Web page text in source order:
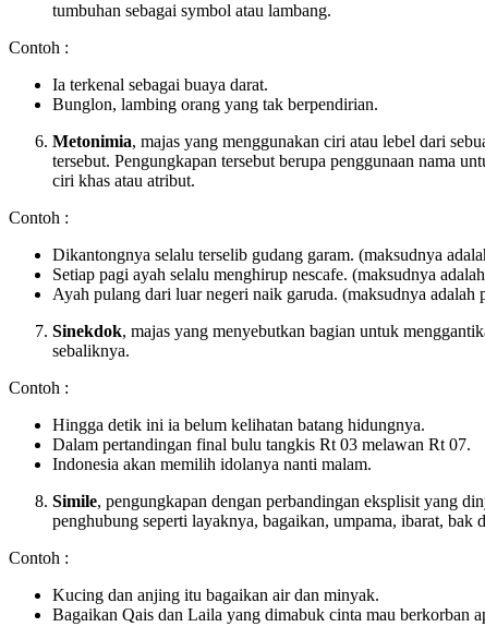
tumbuhan sebagai symbol atau lambang.
Contoh :
Ia terkenal sebagai buaya darat.
Bunglon, lambing orang yang tak berpendirian.
Metonimia, majas yang menggunakan ciri atau lebel dari
tersebut. Pengungkapan tersebut berupa penggunaan nama
ciri khas atau atribut.
Contoh :
Dikantongnya selalu terselib gudang garam. (maksudnya
Setiap pagi ayah selalu menghirup nescafe. (maksudnya
Ayah pulang dari luar negeri naik garuda. (maksudnya adalah
Sinekdok, majas yang menyebutkan bagian untuk
sebaliknya.
Contoh :
Hingga detik ini ia belum kelihatan batang hidungnya.
Dalam pertandingan final bulu tangkis Rt 03 melawan Rt 07.
Indonesia akan memilih idolanya nanti malam.
Simile, pengungkapan dengan perbandingan eksplisit yang
penghubung seperti layaknya, bagaikan, umpama, ibarat, bak
Contoh :
Kucing dan anjing itu bagaikan air dan minyak.
Bagaikan Qais dan Laila yang dimabuk cinta mau berkorban